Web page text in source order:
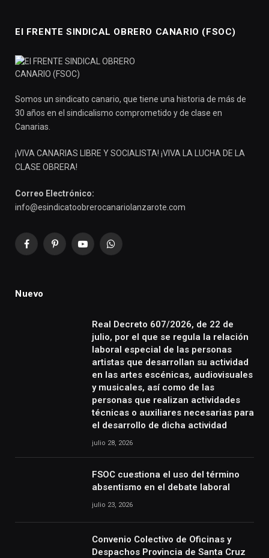
El FRENTE SINDICAL OBRERO CANARIO (FSOC)
Somos un sindicato canario, que tiene una historia de más de
30 años en el sindicalismo comprometido y de clase en
Canarias.
¡VIVA CANARIAS LIBRE Y SOCIALISTA! ¡VIVA LA LUCHA DE LA
CLASE OBRERA!
Correo Electrónico:
info@esindicatoobrerocanariolanzarote.com
FacebookPinterestYouTubeWhatsApp
Nuevo
Real Decreto 607/2026, de 22 de
julio, por el que se regula la relación
laboral especial de las personas
artistas que desarrollan su actividad
en las artes escénicas, audiovisuales
y musicales, así como de las
personas que realizan actividades
técnicas o auxiliares necesarias para
el desarrollo de dicha actividad
julio 28, 2026
FSOC cuestiona el uso del término
absentismo en el debate laboral
julio 23, 2026
Convenio Colectivo de Oficinas y
Despachos Provincia de Santa Cruz